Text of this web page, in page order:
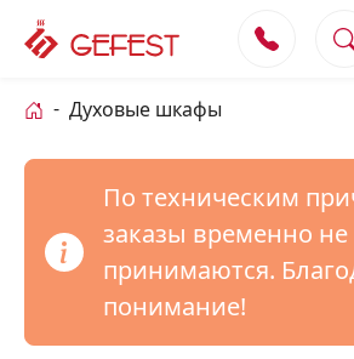
Духовые шкафы
По техническим
заказы временно не
принимаются.
понимание!